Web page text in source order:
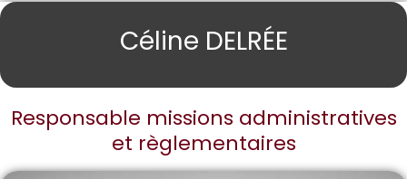
Céline DELRÉE
Responsable missions administratives
et règlementaires